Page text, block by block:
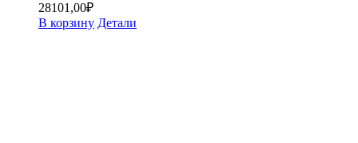
28101,00₽
В корзину Детали